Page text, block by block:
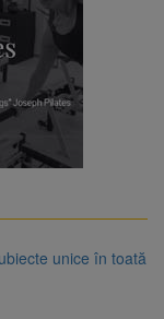
unice în toată